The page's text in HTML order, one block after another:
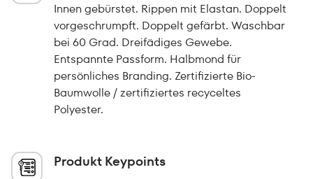
Innen gebürstet. Rippen mit Elastan. Doppelt
vorgeschrumpft. Doppelt gefärbt. Waschbar
bei 60 Grad. Dreifädiges Gewebe.
Entspannte Passform. Halbmond für
persönliches Branding. Zertifizierte Bio-
Baumwolle / zertifiziertes recyceltes
Polyester.
Produkt Keypoints